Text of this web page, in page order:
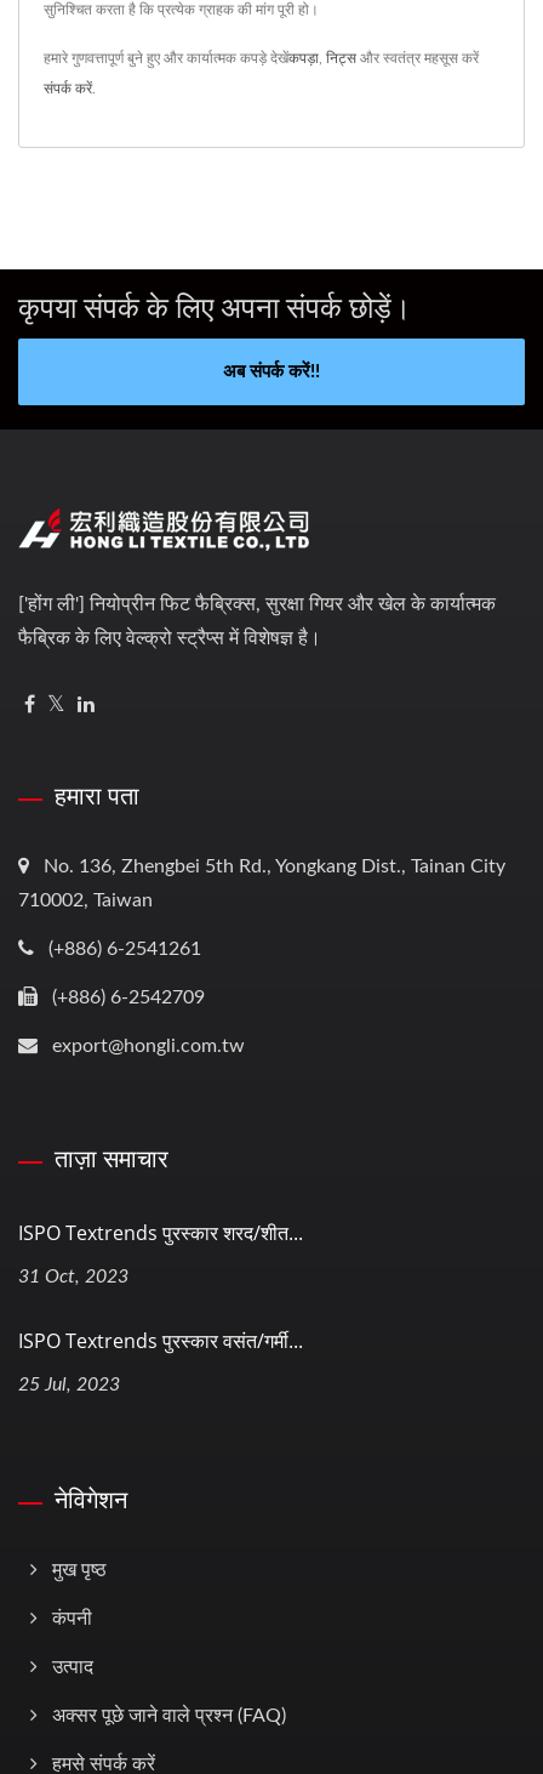
सुनिश्चित करता है कि प्रत्येक ग्राहक की मांग पूरी हो।
हमारे गुणवत्तापूर्ण बुने हुए और कार्यात्मक कपड़े देखेंकपड़ा निट्स और स्वतंत्र महसूस करें
संपर्क करें.
कृपया संपर्क के लिए अपना संपर्क छोड़ें।
अब संपर्क करें!!
['होंग ली'] नियोप्रीन फिट फैब्रिक्स, सुरक्षा गियर और खेल के कार्यात्मक
फैब्रिक के लिए वेल्क्रो स्ट्रैप्स में विशेषज्ञ है।
हमारा पता
No. 136, Zhengbei 5th Rd., Yongkang Dist., Tainan City
710002, Taiwan
(+886) 6-2541261
(+886) 6-2542709
export@hongli.com.tw
ताज़ा समाचार
ISPO Textrends पुरस्कार शरद/शीत...
31 Oct, 2023
ISPO Textrends पुरस्कार वसंत/गर्मी...
25 Jul, 2023
नेविगेशन
मुख पृष्ठ
कंपनी
उत्पाद
अक्सर पूछे जाने वाले प्रश्न (FAQ)
हमसे संपर्क करें